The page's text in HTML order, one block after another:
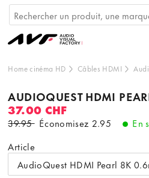
Home cinéma HD Câbles HDMI
AUDIOQUEST HDMI
37.00 CHF
39.95 Économisez 2.95
En
Article
AudioQuest HDMI Pearl 8K